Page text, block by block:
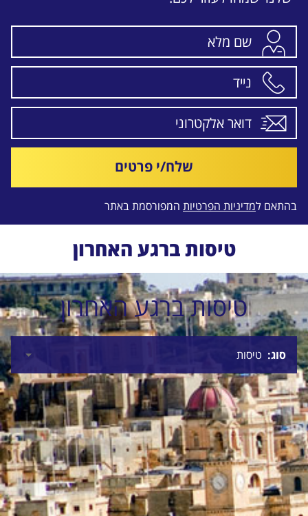
שלח/י פרטים
בהתאם למדיניות הפרטיות המפורסמת באתר
טיסות ברגע האחרון
טיסות ברגע האחרון
סוג